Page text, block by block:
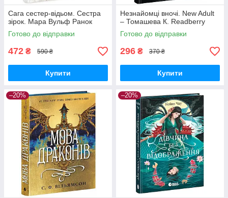
Сага сестер-відьом. Сестра
зірок. Мара Вульф Ранок
Готово до відправки
472 ₴ 590 ₴
Купити
Незнайомці вночі. New Adult
– Томашева К. Readberry
Готово до відправки
296 ₴ 370 ₴
Купити
–20% –20%